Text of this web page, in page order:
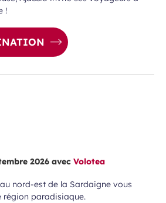
!
2026 avec Volotea
nord-est de la Sardaigne vous
région paradisiaque.